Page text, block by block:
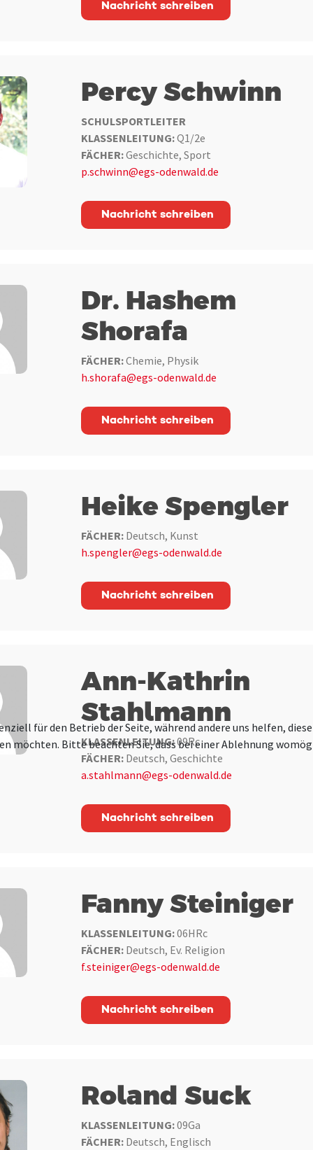
Nachricht schreiben
Percy Schwinn
SCHULSPORTLEITER
KLASSENLEITUNG:Q1/2e
FÄCHER:Geschichte, Sport
p.schwinn@egs-odenwald.de
Nachricht schreiben
Dr. Hashem
Shorafa
FÄCHER:Chemie, Physik
h.shorafa@egs-odenwald.de
Nachricht schreiben
Heike Spengler
FÄCHER: Deutsch, Kunst
h.spengler@egs-odenwald.de
Nachricht schreiben
Ann-Kathrin
Stahlmann
KLASSENLEITUNG:09Rc
FÄCHER: Deutsch, Geschichte
a.stahlmann@egs-odenwald.de
Nachricht schreiben
Fanny Steiniger
KLASSENLEITUNG:06HRc
FÄCHER: Deutsch, Ev. Religion
f.steiniger@egs-odenwald.de
Nachricht schreiben
Roland Suck
KLASSENLEITUNG:09Ga
FÄCHER: Deutsch, Englisch
für den Betrieb der Seite, während andere uns helfen,
möchten. Bitte beachten Sie, dass bei einer Ablehnung